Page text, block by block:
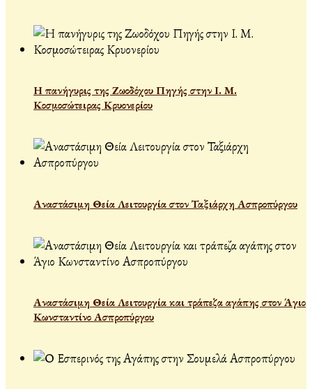
Η πανήγυρις της Ζωοδόχου Πηγής στην Ι. Μ.
Κοσμοσώτειρας Κρυονερίου
Αναστάσιμη Θεία Λειτουργία στον Ταξιάρχη Ασπροπύργου
Αναστάσιμη Θεία Λειτουργία και τράπεζα αγάπης στον Άγιο
Κωνσταντίνο Ασπροπύργου